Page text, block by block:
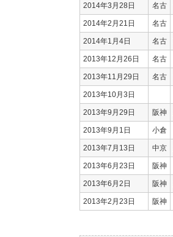
2014年3月28日 名古
2014年2月21日 名古
2014年1月4日 名古
2013年12月26日 名古
2013年11月29日 名古
2013年10月3日
2013年9月29日 阪神
2013年9月1日 小倉
2013年7月13日 中京
2013年6月23日 阪神
2013年6月2日 阪神
2013年2月23日 阪神